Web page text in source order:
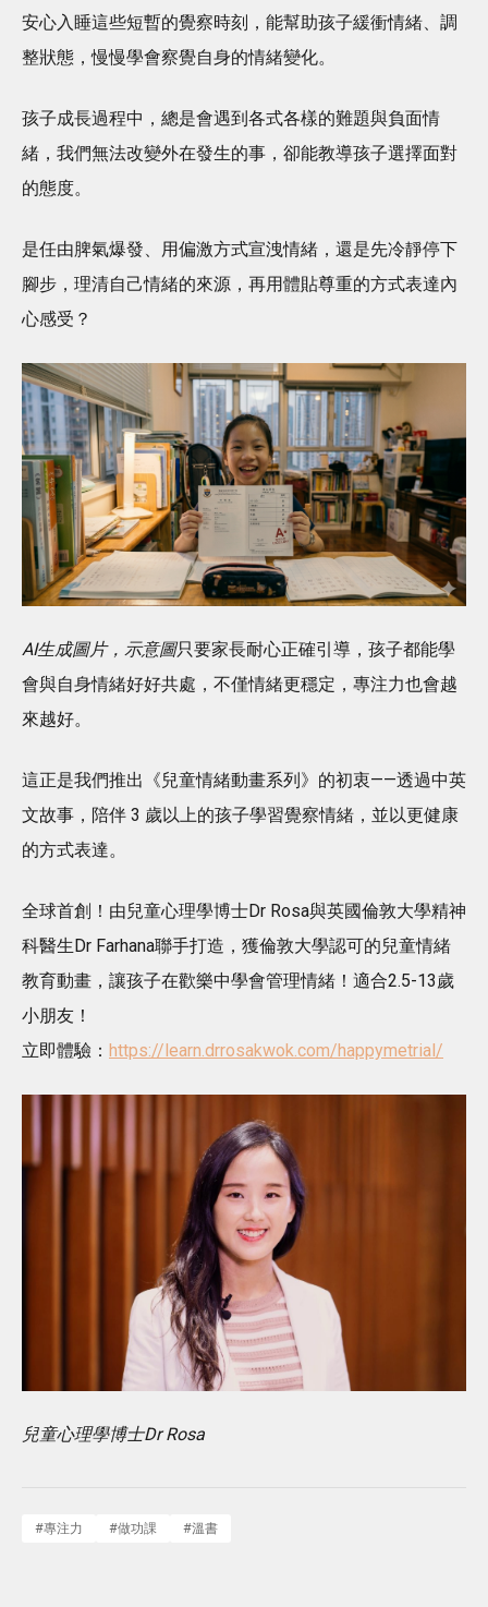
安心入睡這些短暫的覺察時刻，能幫助孩子緩衝情緒、調
整狀態，慢慢學會察覺自身的情緒變化。
孩子成長過程中，總是會遇到各式各樣的難題與負面情
緒，我們無法改變外在發生的事，卻能教導孩子選擇面對
的態度。
是任由脾氣爆發、用偏激方式宣洩情緒，還是先冷靜停下
腳步，理清自己情緒的來源，再用體貼尊重的方式表達內
心感受？
AI生成圖片，示意圖只要家長耐心正確引導，孩子都能學
會與自身情緒好好共處，不僅情緒更穩定，專注力也會越
來越好。
這正是我們推出《兒童情緒動畫系列》的初衷——透過中英
文故事，陪伴 3 歲以上的孩子學習覺察情緒，並以更健康
的方式表達。
全球首創！由兒童心理學博士Dr Rosa與英國倫敦大學精神
科醫生Dr Farhana聯手打造，獲倫敦大學認可的兒童情緒
教育動畫，讓孩子在歡樂中學會管理情緒！適合2.5-13歲
小朋友！
立即體驗： https://learn.drrosakwok.com/happymetrial/
兒童心理學博士Dr Rosa
#專注力 #做功課 #溫書